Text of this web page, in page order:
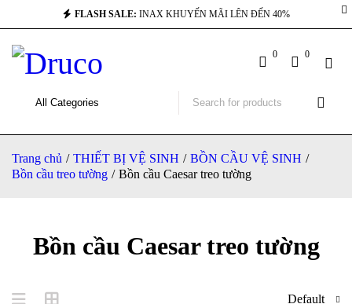
FLASH SALE: INAX KHUYẾN MÃI LÊN ĐẾN 40%
0 0
Bồn cầu Caesar treo tường
Trang chủ / THIẾT BỊ VỆ SINH / BỒN CẦU VỆ SINH /
Bồn cầu treo tường / Bồn cầu Caesar treo tường
Default